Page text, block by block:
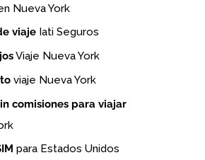
Nueva York
viaje Iati Seguros
Viaje Nueva York
viaje Nueva York
comisiones para viajar
para Estados Unidos